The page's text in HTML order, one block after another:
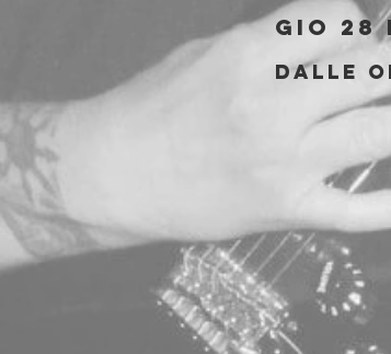
gio 28
Dalle